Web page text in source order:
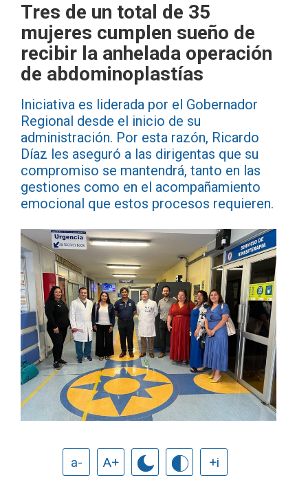
Tres de un total de 35
mujeres cumplen sueño de
recibir la anhelada operación
de abdominoplastías
Iniciativa es liderada por el Gobernador
Regional desde el inicio de su
administración. Por esta razón, Ricardo
Díaz les aseguró a las dirigentas que su
compromiso se mantendrá, tanto en las
gestiones como en el acompañamiento
emocional que estos procesos requieren.
a- A+ +i